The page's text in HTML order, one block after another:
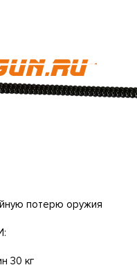
потерю оружия
30 кг